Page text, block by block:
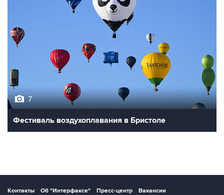
7
Фестиваль воздухоплавания в Бристоле
Контакты Об "Интерфаксе" Пресс-центр
Вакансии